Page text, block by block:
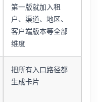
第一版就加入租
户、渠道、地区、
客户端版本等全部
维度
把所有入口路径都
生成卡片